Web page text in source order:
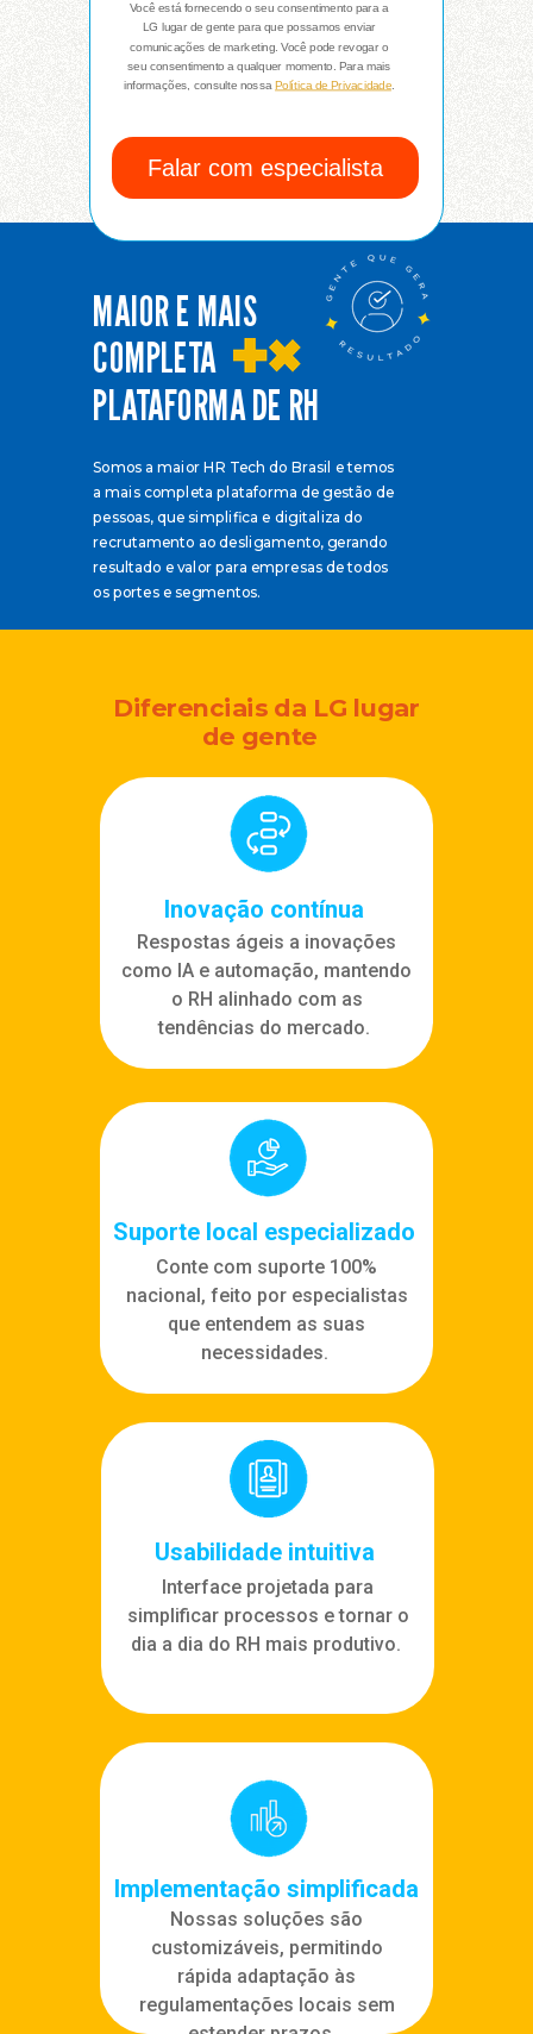
Falar com especialista
Diferenciais da LG lugar
de gente
Você está fornecendo o seu consentimento para a
LG lugar de gente para que possamos enviar
comunicações de marketing. Você pode revogar o
seu consentimento a qualquer momento. Para mais
informações, consulte nossaPolítica de Privacidade.
Inovação contínua
Respostas ágeis a inovações
como IA e automação, mantendo
o RH alinhado com as
tendências do mercado.
Suporte local especializado
Conte com suporte 100%
nacional, feito por especialistas
que entendem as suas
necessidades.
Usabilidade intuitiva
Interface projetada para
simplificar processos e tornar o
dia a dia do RH mais produtivo.
Nossas soluções são
customizáveis, permitindo
rápida adaptação às
regulamentações locais sem
Implementação simplificada
MAIOR E MAIS
COMPLETA
PLATAFORMA DE RH
Somos a maior HR Tech do Brasil e temos
a mais completa plataforma de gestão de
pessoas, que simplifica e digitaliza do
recrutamento ao desligamento, gerando
resultado e valor para empresas de todos
os portes e segmentos.